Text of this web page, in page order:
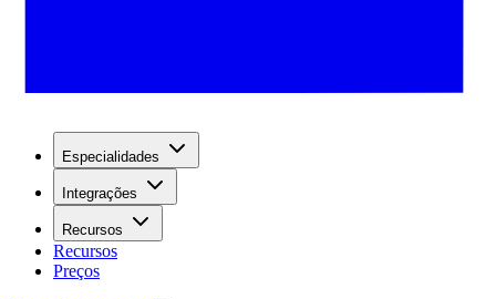
Especialidades
Integrações
Recursos
Recursos
Preços